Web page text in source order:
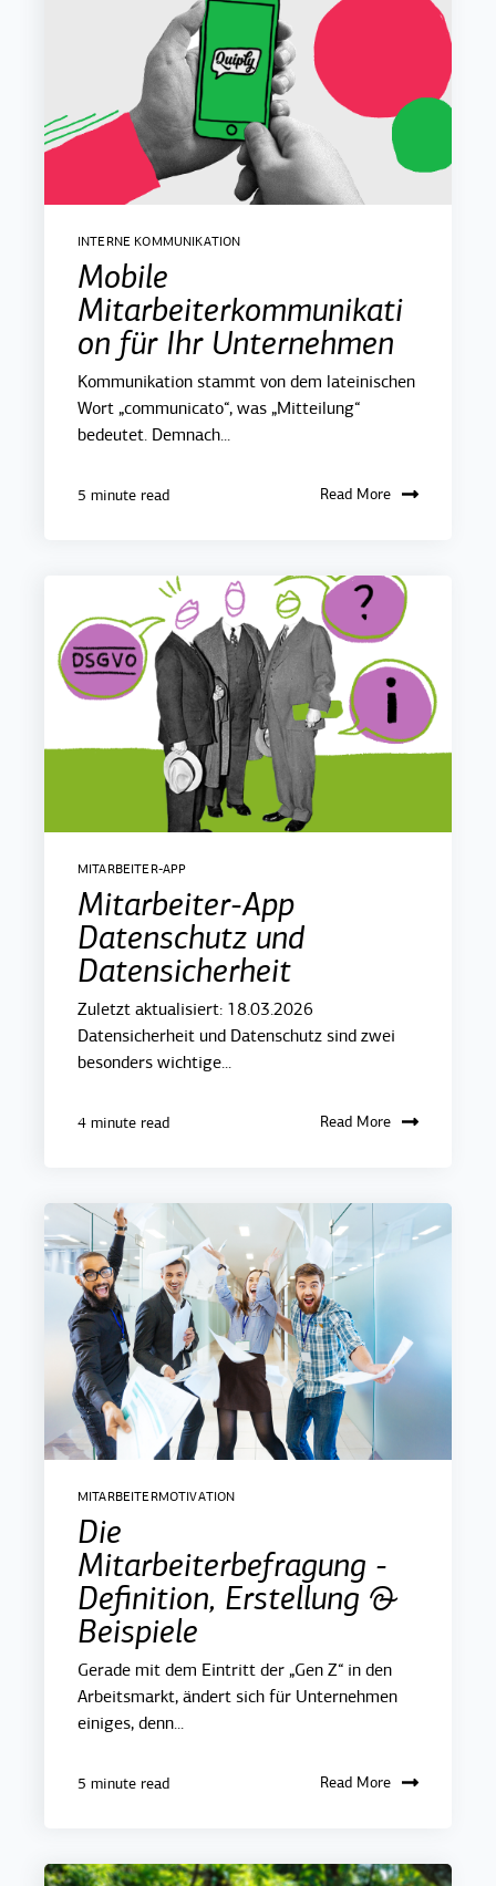
INTERNE KOMMUNIKATION
Mobile
Mitarbeiterkommunikati
on für Ihr Unternehmen
Kommunikation stammt von dem lateinischen
Wort „communicato“, was „Mitteilung“
bedeutet. Demnach...
5 minute read Read More
MITARBEITER-APP
Mitarbeiter-App
Datenschutz und
Datensicherheit
Zuletzt aktualisiert: 18.03.2026
Datensicherheit und Datenschutz sind zwei
besonders wichtige...
4 minute read Read More
MITARBEITERMOTIVATION
Die
Mitarbeiterbefragung -
Definition, Erstellung &
Beispiele
Gerade mit dem Eintritt der „Gen Z“ in den
Arbeitsmarkt, ändert sich für Unternehmen
einiges, denn...
5 minute read Read More